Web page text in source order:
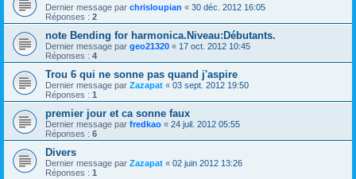
Dernier message par chrisloupian « 30 déc. 2012 16:05
Réponses : 2
note Bending for harmonica.Niveau:Débutants.
Dernier message par geo21320 « 17 oct. 2012 10:45
Réponses : 4
Trou 6 qui ne sonne pas quand j'aspire
Dernier message par Zazapat « 03 sept. 2012 19:50
Réponses : 1
premier jour et ca sonne faux
Dernier message par fredkao « 24 juil. 2012 05:55
Réponses : 6
Divers
Dernier message par Zazapat « 02 juin 2012 13:26
Réponses : 1